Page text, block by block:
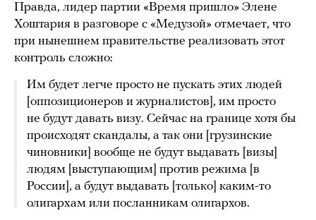
Правда, лидер партии «Время пришло» Элене
Хоштария в разговоре с «Медузой» отмечает, что
при нынешнем правительстве реализовать этот
контроль сложно:
Им будет легче просто не пускать этих людей
[оппозиционеров и журналистов], им просто
не будут давать визу. Сейчас на границе хотя бы
происходят скандалы, а так они [грузинские
чиновники] вообще не будут выдавать [визы]
людям [выступающим] против режима [в
России], а будут выдавать [только] каким-то
олигархам или посланникам олигархов.